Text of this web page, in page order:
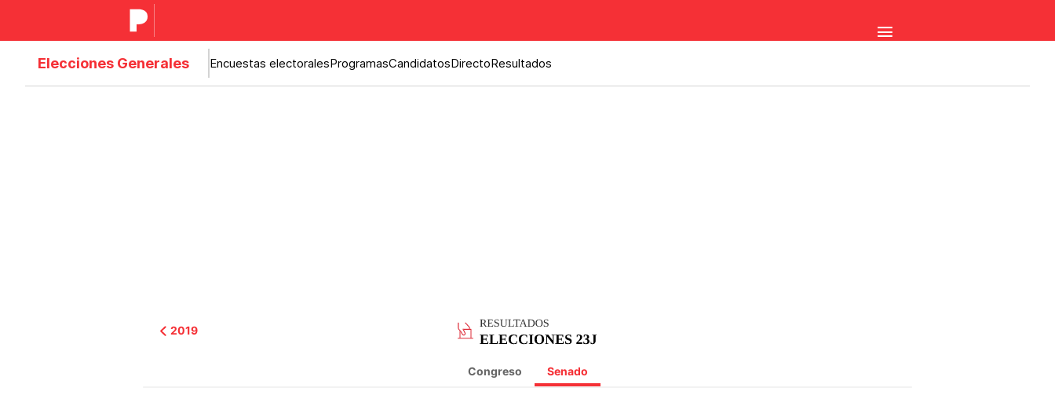
Elecciones Generales Encuestas electoralesProgramasCandidatosDirectoResultados
2019
Congreso Senado